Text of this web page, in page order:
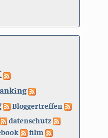
Bloggertreffen
datenschutz
film